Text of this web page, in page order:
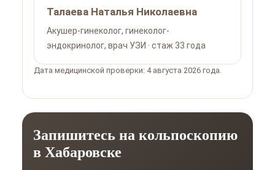
Талаева Наталья Николаевна
Акушер-гинеколог, гинеколог-
эндокринолог, врач УЗИ · стаж 33 года
Дата медицинской проверки: 4 августа 2026 года.
Запишитесь на кольпоскопию
в Хабаровске